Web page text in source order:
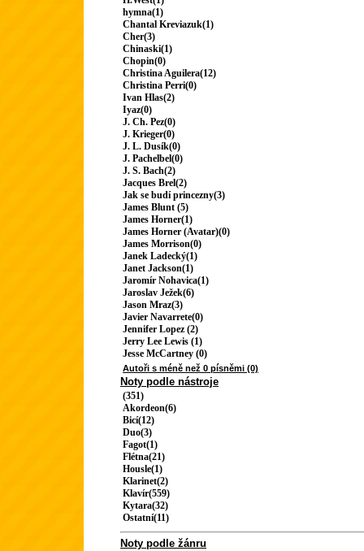
hymna(1)
Chantal Kreviazuk(1)
Cher(3)
Chinaski(1)
Chopin(0)
Christina Aguilera(12)
Christina Perri(0)
Ivan Hlas(2)
Iyaz(0)
J. Ch. Pez(0)
J. Krieger(0)
J. L. Dusík(0)
J. Pachelbel(0)
J. S. Bach(2)
Jacques Brel(2)
Jak se budí princezny(3)
James Blunt (5)
James Horner(1)
James Horner (Avatar)(0)
James Morrison(0)
Janek Ladecký(1)
Janet Jackson(1)
Jaromír Nohavica(1)
Jaroslav Ježek(6)
Jason Mraz(3)
Javier Navarrete(0)
Jennifer Lopez (2)
Jerry Lee Lewis (1)
Jesse McCartney (0)
Autoři s méně než 0 písněmi (0)
Noty podle nástroje
(351)
Akordeon(6)
Bicí(12)
Duo(3)
Fagot(1)
Flétna(21)
Housle(1)
Klarinet(2)
Klavír(559)
Kytara(32)
Ostatní(11)
Noty podle žánru